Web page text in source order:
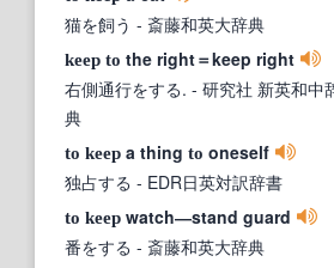
猫を飼う - 斎藤和英大辞典
keep to the right＝keep right
右側通行をする. - 研究社 新英和中
典
to keep a thing to oneself
独占する - EDR日英対訳辞書
to keep watch―stand guard
番をする - 斎藤和英大辞典